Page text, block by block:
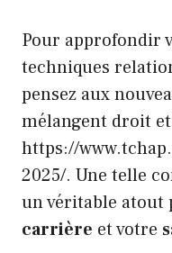
Pour approfondir
techniques
pensez aux
mélangent droit
https://
2025/. Une telle
un véritable atout
carrière et votre